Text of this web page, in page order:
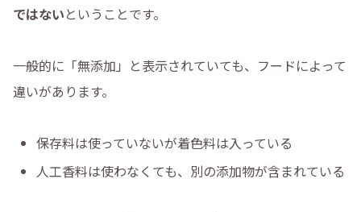
ではないということです。
一般的に「無添加」と表示されていても、フードによって
違いがあります。
保存料は使っていないが着色料は入っている
人工香料は使わなくても、別の添加物が含まれている